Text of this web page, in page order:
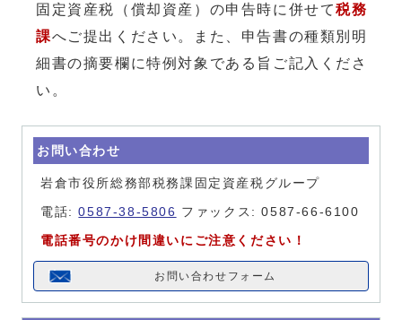
固定資産税（償却資産）の申告時に併せて税務
課へご提出ください。また、申告書の種類別明
細書の摘要欄に特例対象である旨ご記入くださ
い。
お問い合わせ
岩倉市役所総務部税務課固定資産税グループ
電話:0587-38-5806 ファックス: 0587-66-6100
電話番号のかけ間違いにご注意ください！
お問い合わせフォーム